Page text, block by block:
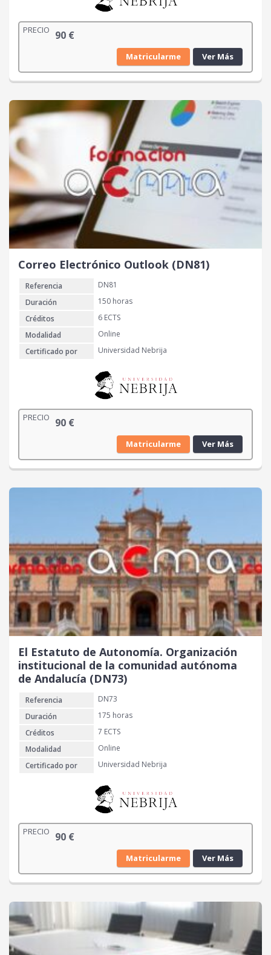
PRECIO 90 €
Matricularme Ver Más
Correo Electrónico Outlook (DN81)
Referencia
DN81
Duración
150 horas
Créditos
6 ECTS
Modalidad
Online
Certificado por
Universidad Nebrija
PRECIO 90 €
Matricularme Ver Más
El Estatuto de Autonomía. Organización
institucional de la comunidad autónoma
de Andalucía (DN73)
Referencia
DN73
Duración
175 horas
Créditos
7 ECTS
Modalidad
Online
Certificado por
Universidad Nebrija
PRECIO 90 €
Matricularme Ver Más